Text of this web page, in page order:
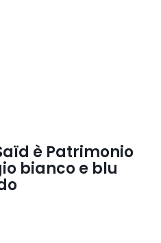
è Patrimonio
bianco e blu